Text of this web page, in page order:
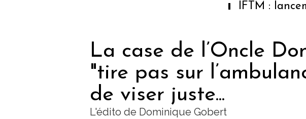
IFTM : lancement
La case de l’Oncle
"tire pas sur
de viser juste...
L'édito de Dominique Gobert